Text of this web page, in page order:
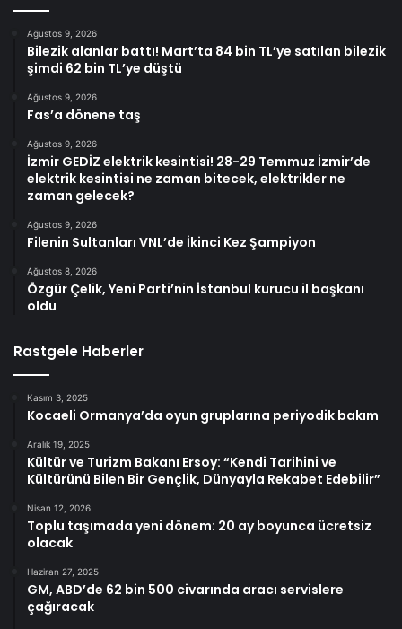
Ağustos 9, 2026
Bilezik alanlar battı! Mart’ta 84 bin TL’ye satılan bilezik
şimdi 62 bin TL’ye düştü
Ağustos 9, 2026
Fas’a dönene taş
Ağustos 9, 2026
İzmir GEDİZ elektrik kesintisi! 28-29 Temmuz İzmir’de
elektrik kesintisi ne zaman bitecek, elektrikler ne
zaman gelecek?
Ağustos 9, 2026
Filenin Sultanları VNL’de İkinci Kez Şampiyon
Ağustos 8, 2026
Özgür Çelik, Yeni Parti’nin İstanbul kurucu il başkanı
oldu
Rastgele Haberler
Kasım 3, 2025
Kocaeli Ormanya’da oyun gruplarına periyodik bakım
Aralık 19, 2025
Kültür ve Turizm Bakanı Ersoy: “Kendi Tarihini ve
Kültürünü Bilen Bir Gençlik, Dünyayla Rekabet Edebilir”
Nisan 12, 2026
Toplu taşımada yeni dönem: 20 ay boyunca ücretsiz
olacak
Haziran 27, 2025
GM, ABD’de 62 bin 500 civarında aracı servislere
çağıracak